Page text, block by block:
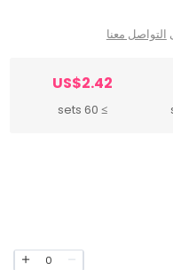
التواصل معنا
US$2.42
≥ 60 sets
0